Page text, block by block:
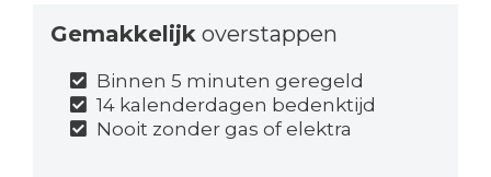
Gemakkelijkoverstappen
Binnen 5 minuten geregeld
14 kalenderdagen bedenktijd
Nooit zonder gas of elektra